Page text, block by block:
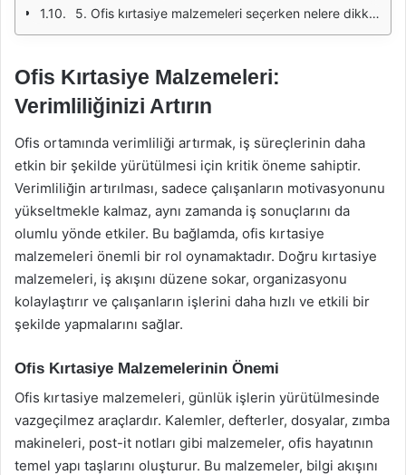
5. Ofis kırtasiye malzemeleri seçerken nelere dikkat edilmelidir?
Ofis Kırtasiye Malzemeleri:
Verimliliğinizi Artırın
Ofis ortamında verimliliği artırmak, iş süreçlerinin daha
etkin bir şekilde yürütülmesi için kritik öneme sahiptir.
Verimliliğin artırılması, sadece çalışanların motivasyonunu
yükseltmekle kalmaz, aynı zamanda iş sonuçlarını da
olumlu yönde etkiler. Bu bağlamda, ofis kırtasiye
malzemeleri önemli bir rol oynamaktadır. Doğru kırtasiye
malzemeleri, iş akışını düzene sokar, organizasyonu
kolaylaştırır ve çalışanların işlerini daha hızlı ve etkili bir
şekilde yapmalarını sağlar.
Ofis Kırtasiye Malzemelerinin Önemi
Ofis kırtasiye malzemeleri, günlük işlerin yürütülmesinde
vazgeçilmez araçlardır. Kalemler, defterler, dosyalar, zımba
makineleri, post-it notları gibi malzemeler, ofis hayatının
temel yapı taşlarını oluşturur. Bu malzemeler, bilgi akışını